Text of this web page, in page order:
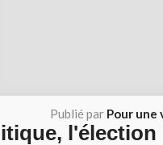
Publié par Pour une
l'élection